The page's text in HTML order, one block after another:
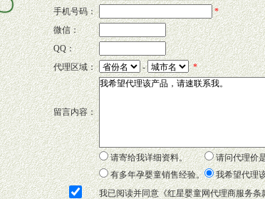
市场变化。
宣传礼品全面配赠，免费提供软硬性平面广告、电台广
采取统一底价供货、严格保证区域市场独占，杜绝串货
以帐单，税务发票，产品质量报告检测单，产品批号；
提供专柜、社区、HS、名人营销等各种模式市场实战操
利。
咨询、培训等企业售后服务。
销商市场操作全程无忧。
手机号码：
*
微信：
QQ：
代理区域：
- *
留言内容：
请寄给我详细资料。
请问代理价
有多年孕婴童销售经验。
我希望代理
我已阅读并同意《红星婴童网代理商服务条